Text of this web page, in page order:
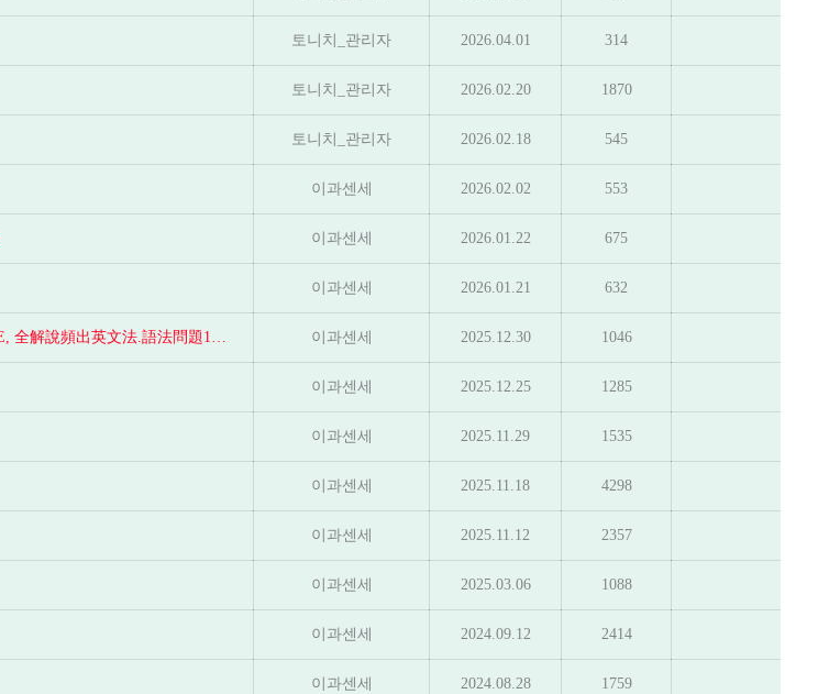
토니치_관리자 2026.04.01 314
토니치_관리자 2026.02.20 1870
토니치_관리자 2026.02.18 545
이과센세 2026.02.02 553
이과센세 2026.01.22 675
이과센세 2026.01.21 632
일본 입시 영어(약대, 문부성) 공부법 및 추천 교재, 성문 종합영어, NEXT STAGE, 全解說頻出英文法.語法問題1000 이과센세 2025.12.30 1046
이과센세 2025.12.25 1285
이과센세 2025.11.29 1535
이과센세 2025.11.18 4298
이과센세 2025.11.12 2357
이과센세 2025.03.06 1088
이과센세 2024.09.12 2414
이과센세 2024.08.28 1759